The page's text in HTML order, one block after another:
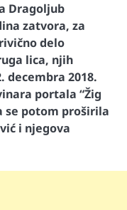
Dragoljub
zatvora, za
delo
lica, njih
decembra 2018.
portala “Žig
se potom proširila
i njegova